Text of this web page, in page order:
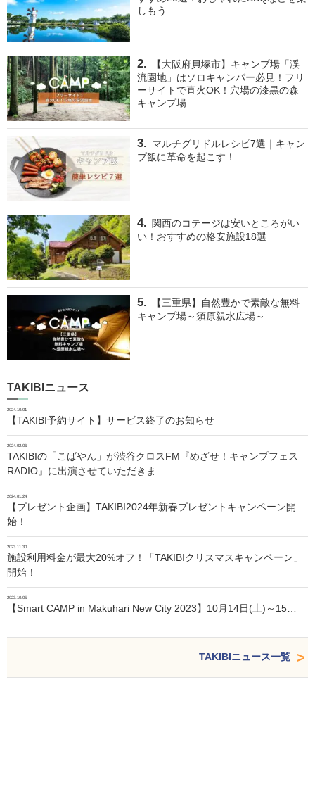
しもう
【大阪府貝塚市】キャンプ場「渓
流園地」はソロキャンパー必見！フリ
ーサイトで直火OK！穴場の漆黒の森
キャンプ場
マルチグリドルレシピ7選｜キャン
プ飯に革命を起こす！
関西のコテージは安いところがい
い！おすすめの格安施設18選
【三重県】自然豊かで素敵な無料
キャンプ場～須原親水広場～
TAKIBIニュース
2024.10.01
【TAKIBI予約サイト】サービス終了のお知らせ
2024.02.06
TAKIBIの「こばやん」が渋谷クロスFM『めざせ！キャンプフェス
RADIO』に出演させていただきま…
2024.01.24
【プレゼント企画】TAKIBI2024年新春プレゼントキャンペーン開
始！
2023.11.30
施設利用料金が最大20%オフ！「TAKIBIクリスマスキャンペーン」
開始！
2023.10.05
【Smart CAMP in Makuhari New City 2023】10月14日(土)～15…
TAKIBIニュース一覧